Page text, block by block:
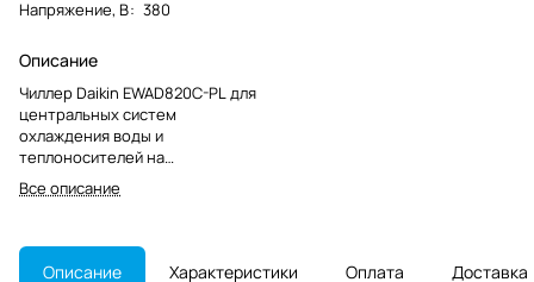
Напряжение, В: 380
Описание
Чиллер Daikin EWAD820C-PL для
центральных систем
охлаждения воды и
теплоносителей на
коммерческих и промышленных
объектах. Модель снята с
замены или обслуживания
существующих систем.
Все описание
Описание Характеристики Оплата Доставка